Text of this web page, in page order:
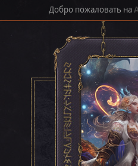
Добро пожаловать на